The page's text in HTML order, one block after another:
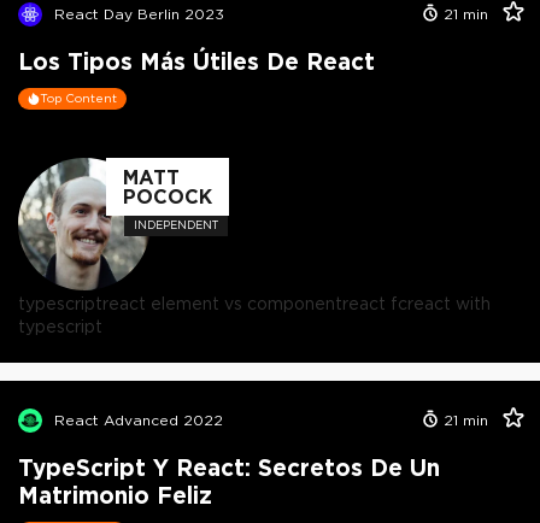
React Day Berlin 2023 21 min
Los Tipos Más Útiles De React
Top Content
MATT
POCOCK
INDEPENDENT
typescriptreact element vs componentreact fcreact with
typescript
React Advanced 2022 21 min
TypeScript Y React: Secretos De Un
Matrimonio Feliz